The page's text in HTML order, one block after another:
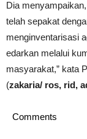
Dia
telah sepakat
menginventarisasi
edarkan melalui
masyarakat,” kata
(zakaria/ ros, rid,
Comments